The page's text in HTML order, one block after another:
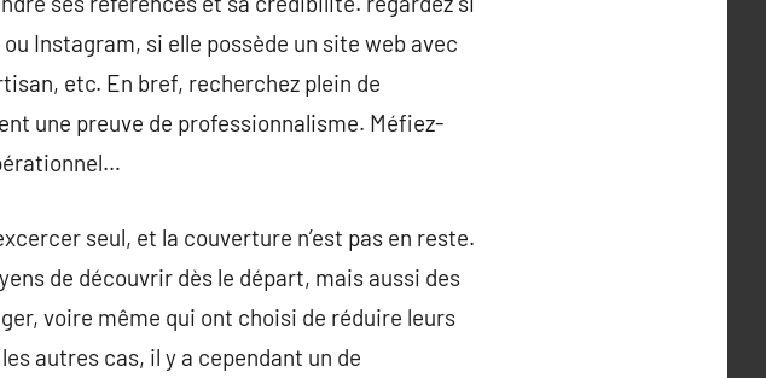
Instagram, si elle possède un site web avec
etc. En bref, recherchez plein de
une preuve de professionnalisme. Méfiez-
seul, et la couverture n’est pas en reste.
de découvrir dès le départ, mais aussi des
voire même qui ont choisi de réduire leurs
autres cas, il y a cependant un de